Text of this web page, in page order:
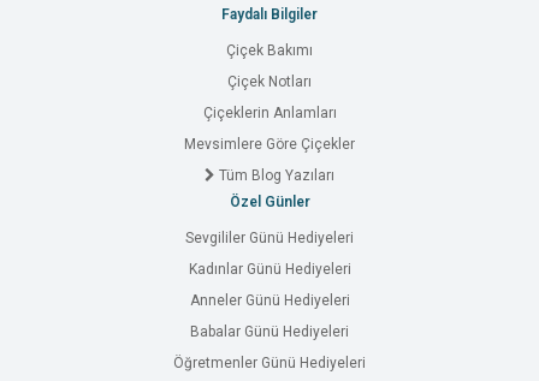
Faydalı Bilgiler
Çiçek Bakımı
Çiçek Notları
Çiçeklerin Anlamları
Mevsimlere Göre Çiçekler
Tüm Blog Yazıları
Özel Günler
Sevgililer Günü Hediyeleri
Kadınlar Günü Hediyeleri
Anneler Günü Hediyeleri
Babalar Günü Hediyeleri
Öğretmenler Günü Hediyeleri